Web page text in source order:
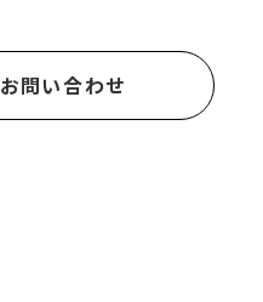
お問い合わせ